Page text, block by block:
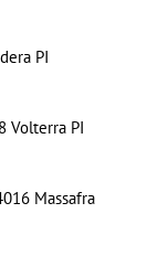
PI
Volterra PI
Massafra